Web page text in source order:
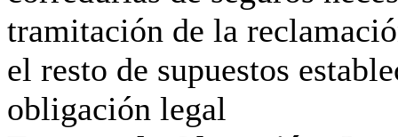
tramitación de la
el resto de supuestos
obligación legal